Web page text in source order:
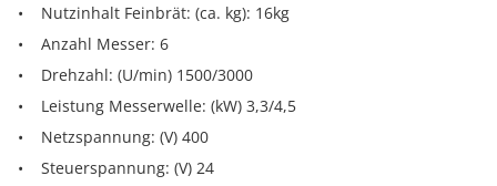
• Nutzinhalt Feinbrät: (ca. kg): 16kg
• Anzahl Messer: 6
• Drehzahl: (U/min) 1500/3000
• Leistung Messerwelle: (kW) 3,3/4,5
• Netzspannung: (V) 400
• Steuerspannung: (V) 24